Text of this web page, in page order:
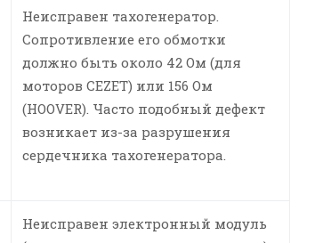
Неисправен тахогенератор.
Сопротивление его обмотки
должно быть около 42 Ом (для
моторов CEZET) или 156 Ом
(HOOVER). Часто подобный дефект
возникает из-за разрушения
сердечника тахогенератора.
Неисправен электронный модуль